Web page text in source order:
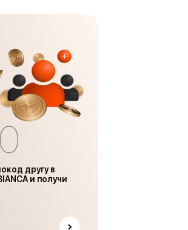
другу в
и получи